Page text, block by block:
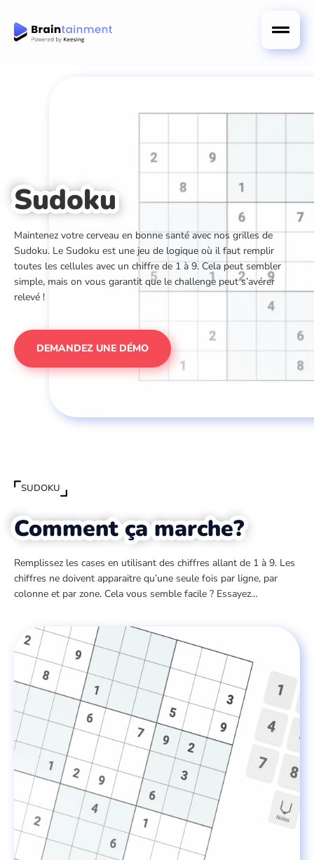
Sudoku
Maintenez votre cerveau en bonne santé avec nos grilles de
Sudoku. Le Sudoku est une jeu de logique où il faut remplir
toutes les cellules avec un chiffre de 1 à 9. Cela peut sembler
simple, mais on vous garantit que le challenge peut s’avérer
relevé !
DEMANDEZ UNE DÉMO
SUDOKU
Comment ça marche?
Remplissez les cases en utilisant des chiffres allant de 1 à 9. Les
chiffres ne doivent apparaitre qu’une seule fois par ligne, par
colonne et par zone. Cela vous semble facile ? Essayez…